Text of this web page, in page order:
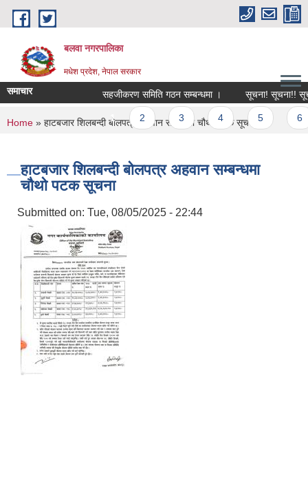
Skip to main content
बलवा नगरपालिका
मधेश प्रदेश, नेपाल सरकार
समाचार सहजीकरण समिति गठन सम्बन्धमा । सूचना! सूचना!!
Pages
1 2 3 4 5
You are here
Home » हाटबजार शिलबन्दी बोलपत्र अहवान सम्बन्धमा चौथो पटक सूचना
हाटबजार शिलबन्दी बोलपत्र अहवान सम्बन्धमा
चौथो पटक सूचना
Submitted on: Tue, 08/05/2025 - 22:44